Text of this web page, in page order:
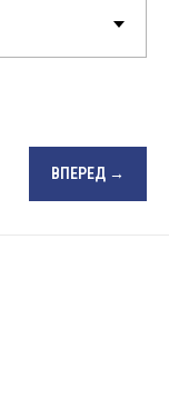
ВПЕРЕД →